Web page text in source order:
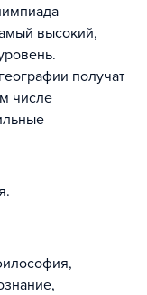
высокий,
получат
числе
.